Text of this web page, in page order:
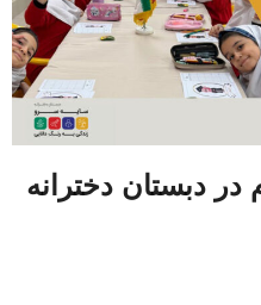
در دبستان دخترانه